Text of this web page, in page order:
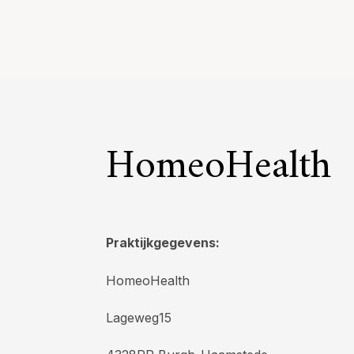
HomeoHealth
Praktijkgegevens:
HomeoHealth
Lageweg15